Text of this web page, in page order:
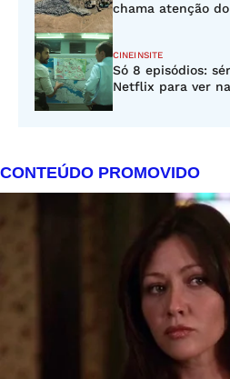
chama atenção
CINEINSITE
Só 8 episódios:
Netflix para ver